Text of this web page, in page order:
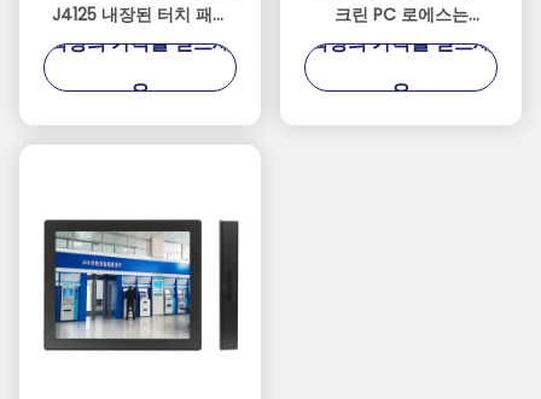
J4125 내장된 터치 패널
PC
최상의 가격을 얻으세
요
크린 PC 로에스는
1920*1080 결의안을 증명
최상의 가격을 얻으세
요